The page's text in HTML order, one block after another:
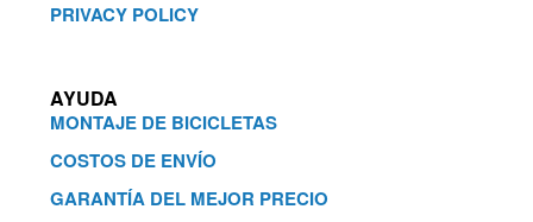
PRIVACY POLICY
AYUDA
MONTAJE DE BICICLETAS
COSTOS DE ENVÍO
GARANTÍA DEL MEJOR PRECIO